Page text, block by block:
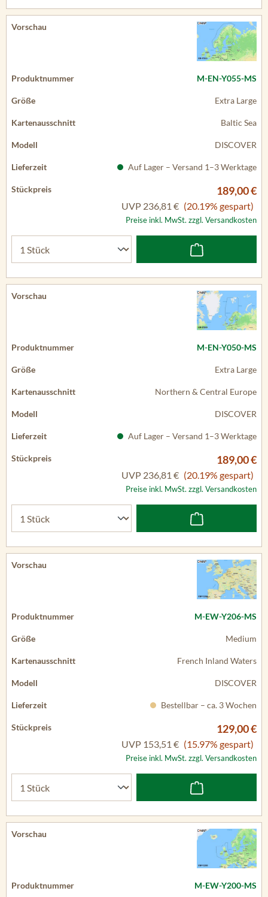
M-EN-Y055-MS
Extra Large
Baltic Sea
DISCOVER
Auf Lager – Versand 1–3 Werktage
189,00 €
UVP 236,81 € (20.19% gespart)
Preise inkl. MwSt. zzgl. Versandkosten
M-EN-Y050-MS
Extra Large
Northern & Central Europe
DISCOVER
Auf Lager – Versand 1–3 Werktage
189,00 €
UVP 236,81 € (20.19% gespart)
Preise inkl. MwSt. zzgl. Versandkosten
M-EW-Y206-MS
Medium
French Inland Waters
DISCOVER
Bestellbar – ca. 3 Wochen
129,00 €
UVP 153,51 € (15.97% gespart)
Preise inkl. MwSt. zzgl. Versandkosten
M-EW-Y200-MS